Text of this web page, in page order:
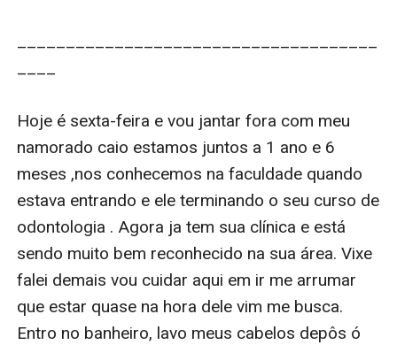
Hoje é sexta-feira e vou jantar fora com meu
namorado caio estamos juntos a 1 ano e 6
meses ,nos conhecemos na faculdade quando
estava entrando e ele terminando o seu curso de
odontologia . Agora ja tem sua clínica e está
sendo muito bem reconhecido na sua área. Vixe
falei demais vou cuidar aqui em ir me arrumar
que estar quase na hora dele vim me busca.
Entro no banheiro, lavo meus cabelos depôs ó